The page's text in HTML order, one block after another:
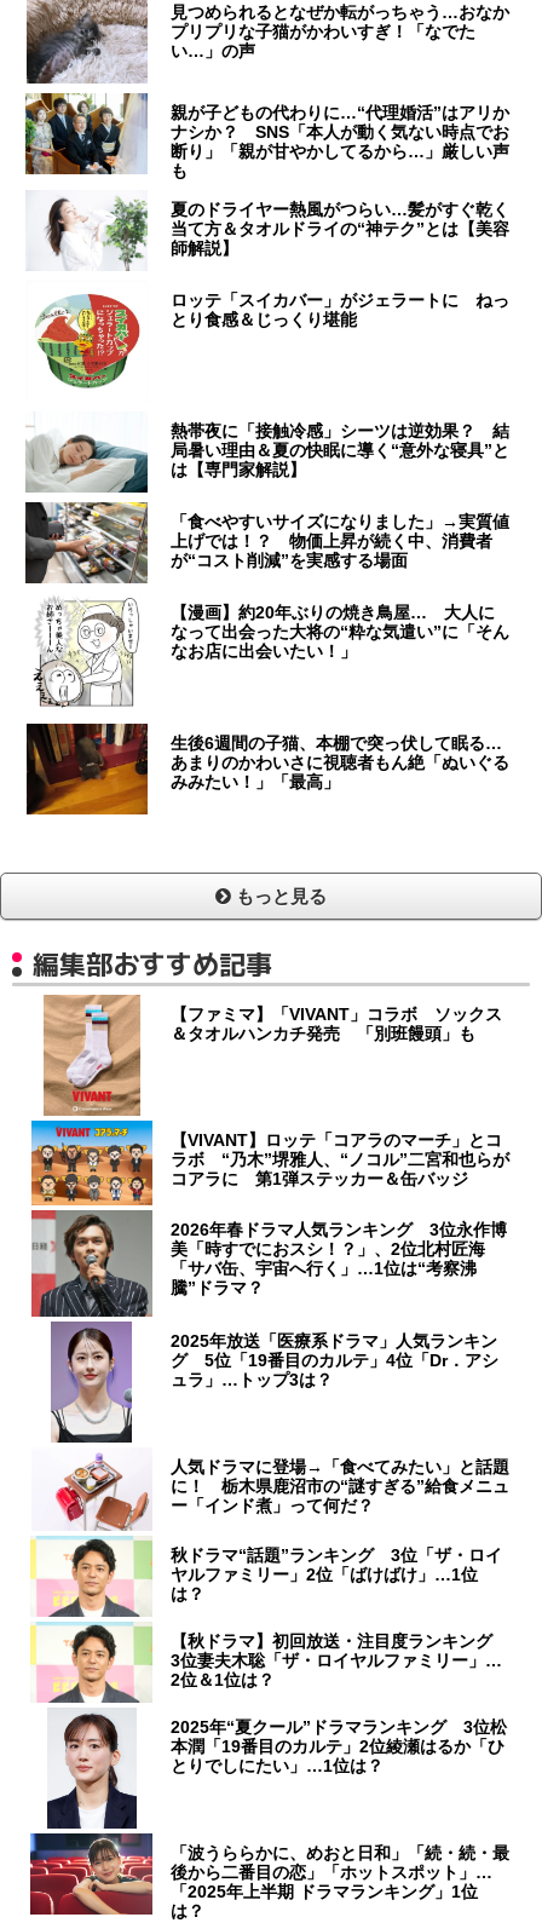
見つめられるとなぜか転がっちゃう…おなか
プリプリな子猫がかわいすぎ！「なでた
い…」の声
親が子どもの代わりに…“代理婚活”はアリか
ナシか？ SNS「本人が動く気ない時点でお
断り」「親が甘やかしてるから…」厳しい声
も
夏のドライヤー熱風がつらい…髪がすぐ乾く
当て方＆タオルドライの“神テク”とは【美容
師解説】
ロッテ「スイカバー」がジェラートに ねっ
とり食感＆じっくり堪能
熱帯夜に「接触冷感」シーツは逆効果？ 結
局暑い理由＆夏の快眠に導く“意外な寝具”と
は【専門家解説】
「食べやすいサイズになりました」→実質値
上げでは！？ 物価上昇が続く中、消費者
が“コスト削減”を実感する場面
【漫画】約20年ぶりの焼き鳥屋… 大人に
なって出会った大将の“粋な気遣い”に「そん
なお店に出会いたい！」
生後6週間の子猫、本棚で突っ伏して眠る…
あまりのかわいさに視聴者もん絶「ぬいぐる
みみたい！」「最高」
もっと見る
編集部おすすめ記事
【ファミマ】「VIVANT」コラボ ソックス
＆タオルハンカチ発売 「別班饅頭」も
【VIVANT】ロッテ「コアラのマーチ」とコ
ラボ “乃木”堺雅人、“ノコル”二宮和也らが
コアラに 第1弾ステッカー＆缶バッジ
2026年春ドラマ人気ランキング 3位永作博
美「時すでにおスシ！？」、2位北村匠海
「サバ缶、宇宙へ行く」…1位は“考察沸
騰”ドラマ？
2025年放送「医療系ドラマ」人気ランキン
グ 5位「19番目のカルテ」4位「Dr．アシ
ュラ」…トップ3は？
人気ドラマに登場→「食べてみたい」と話題
に！ 栃木県鹿沼市の“謎すぎる”給食メニュ
ー「インド煮」って何だ？
秋ドラマ“話題”ランキング 3位「ザ・ロイ
ヤルファミリー」2位「ばけばけ」…1位
は？
【秋ドラマ】初回放送・注目度ランキング
3位妻夫木聡「ザ・ロイヤルファミリー」…
2位＆1位は？
2025年“夏クール”ドラマランキング 3位松
本潤「19番目のカルテ」2位綾瀬はるか「ひ
とりでしにたい」…1位は？
「波うららかに、めおと日和」「続・続・最
後から二番目の恋」「ホットスポット」…
「2025年上半期 ドラマランキング」1位
は？